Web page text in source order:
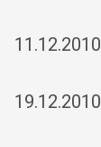
11.12.2010
19.12.2010